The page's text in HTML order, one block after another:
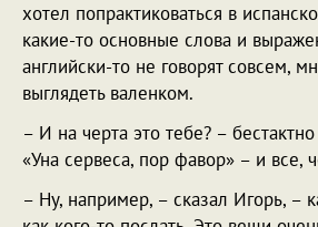
хотел попрактиковаться в
какие-то основные слова и
английски-то не говорят совсем,
выглядеть валенком.
– И на черта это тебе? –
«Уна сервеса, пор фавор» – и все,
– Ну, например, – сказал Игорь, –